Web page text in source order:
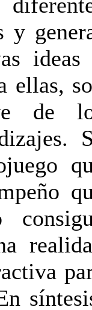
y
ideas
ellas,
de